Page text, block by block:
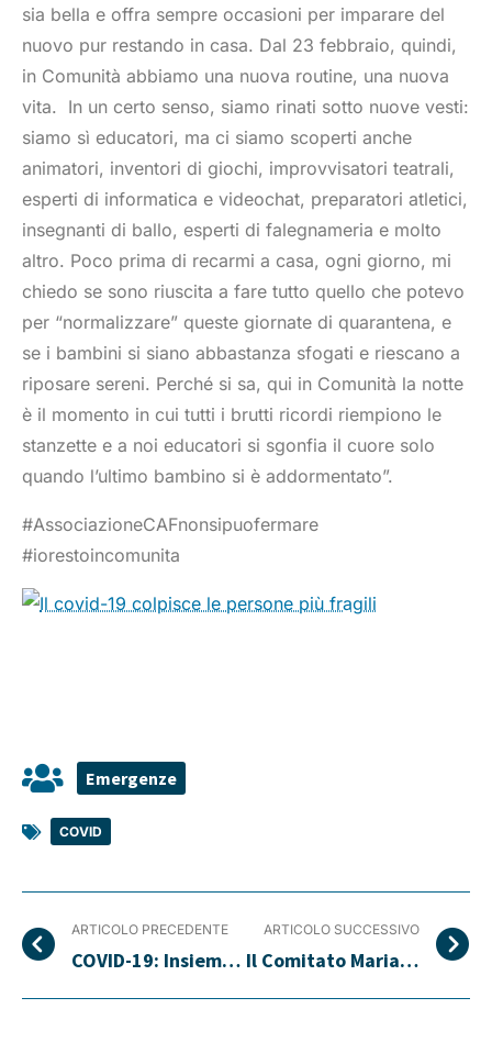
sia bella e offra sempre occasioni per imparare del
nuovo pur restando in casa. Dal 23 febbraio, quindi,
in Comunità abbiamo una nuova routine, una nuova
vita.
In un certo senso, siamo rinati sotto nuove vesti:
siamo sì educatori, ma ci siamo scoperti anche
animatori, inventori di giochi, improvvisatori teatrali,
esperti di informatica e videochat, preparatori atletici,
insegnanti di ballo, esperti di falegnameria e molto
altro. Poco prima di recarmi a casa, ogni giorno, mi
chiedo se sono riuscita a fare tutto quello che potevo
per “normalizzare” queste giornate di quarantena, e
se i bambini si siano abbastanza sfogati e riescano a
riposare sereni. Perché si sa, qui in Comunità la notte
è il momento in cui tutti i brutti ricordi riempiono le
stanzette e a noi educatori si sgonfia il cuore solo
quando l’ultimo bambino si è addormentato”.
#AssociazioneCAFnonsipuofermare
#iorestoincomunita
Emergenze
COVID
ARTICOLO PRECEDENTE
COVID-19: Insieme per l’emergenza
ARTICOLO SUCCESSIVO
Il Comitato Maria Letizia Verga ai tempi del COVID-19